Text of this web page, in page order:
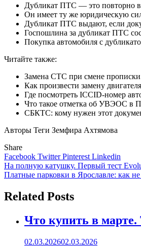
Дубликат ПТС — это повторно
Он имеет ту же юридическую
Дубликат ПТС выдают, если
Госпошлина за дубликат ПТС
Покупка автомобиля с
Читайте также:
Замена СТС при смене
Как произвести замену
Где посмотреть ICCID-номер
Что такое отметка об УВЭОС в
СБКТС: кому нужен этот
Авторы Теги Земфира Ахтямова
Share
Facebook TwitterPinterest Linkedin
Навигация
по
записям
На полную катушку. Первый тест
Платные парковки в Ярославле: как
Related Posts
Что купить в марте.
02.03.202602.03.2026